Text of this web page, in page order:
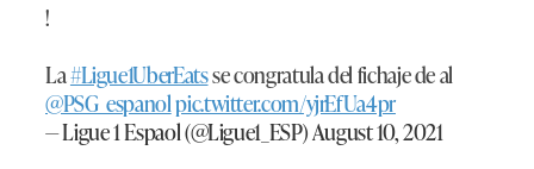
!
La#Ligue1UberEatsse congratula del fichaje de al
@PSG_espanolpic.twitter.com/yjrEfUa4pr
— Ligue 1 Espaol (@Ligue1_ESP)August 10, 2021